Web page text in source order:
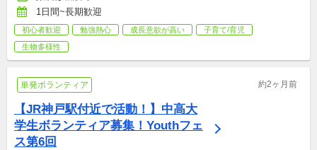
1日間~長期歓迎
初心者歓迎 勉強熱心 成長意欲が高い
子育て/育児
生物多様性
単発ボランティア 約2ヶ月前
【JR神戸駅付近で活動！】中高大
学生ボランティア募集！Youthフェ
ス第6回